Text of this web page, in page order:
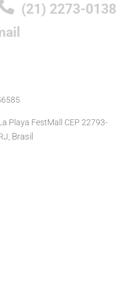
(21) 2273-0138
Playa FestMall CEP 22793-
Brasil